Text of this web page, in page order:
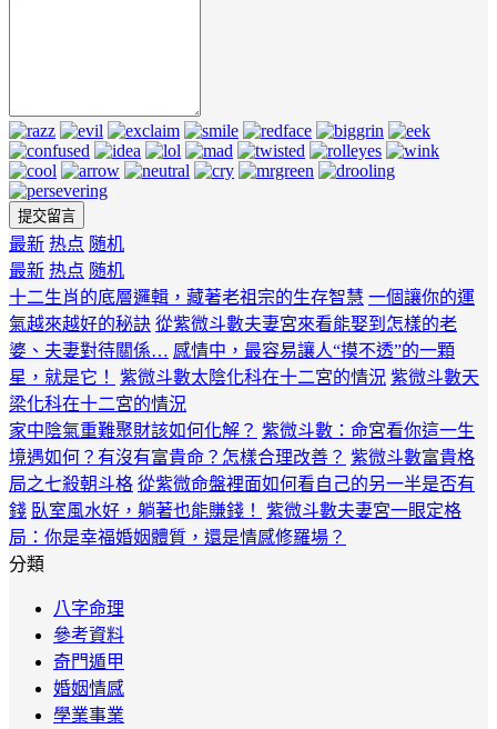
最新 热点 随机
最新 热点 随机
十二生肖的底層邏輯，藏著老祖宗的生存智慧 一個讓你的運
氣越來越好的秘訣 從紫微斗數夫妻宮來看能娶到怎樣的老
婆、夫妻對待關係… 感情中，最容易讓人“摸不透”的一顆
星，就是它！
紫微斗數太陰化科在十二宮的情況 紫微斗數天
梁化科在十二宮的情況
家中陰氣重難聚財該如何化解？ 紫微斗數：命宮看你這一生
境遇如何？有沒有富貴命？怎樣合理改善？ 紫微斗數富貴格
局之七殺朝斗格 從紫微命盤裡面如何看自己的另一半是否有
錢 臥室風水好，躺著也能賺錢！
紫微斗數夫妻宮一眼定格
局：你是幸福婚姻體質，還是情感修羅場？
分類
八字命理
參考資料
奇門遁甲
婚姻情感
學業事業